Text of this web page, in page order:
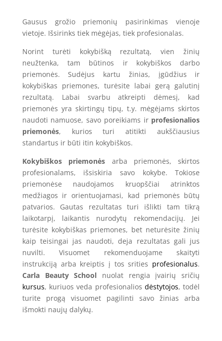
Gausus grožio priemonių pasirinkimas vienoje
vietoje. Išsirinks tiek mėgėjas, tiek profesionalas.
Norint turėti kokybišką rezultatą, vien žinių
neužtenka, tam būtinos ir kokybiškos darbo
priemonės. Sudėjus kartu žinias, įgūdžius ir
kokybiškas priemones, turėsite labai gerą galutinį
rezultatą. Labai svarbu atkreipti dėmesį, kad
priemonės yra skirtingų tipų, t.y. mėgėjams skirtos
naudoti namuose, savo poreikiams ir profesionalios
priemonės, kurios turi atitikti aukščiausius
standartus ir būti itin kokybiškos.
Kokybiškos priemonės arba priemonės, skirtos
profesionalams, išsiskiria savo kokybe. Tokiose
priemonėse naudojamos kruopščiai atrinktos
medžiagos ir orientuojamasi, kad priemonės būtų
patvarios. Gautas rezultatas turi išlikti tam tikrą
laikotarpį, laikantis nurodytų rekomendacijų. Jei
turėsite kokybiškas priemones, bet neturėsite žinių
kaip teisingai jas naudoti, deja rezultatas gali jus
nuvilti. Visuomet rekomenduojame skaityti
instrukciją arba kreiptis į tos srities profesionalus.
Carla Beauty School nuolat rengia įvairių sričių
kursus, kuriuos veda profesionalios dėstytojos, todėl
turite progą visuomet pagilinti savo žinias arba
išmokti naujų dalykų.